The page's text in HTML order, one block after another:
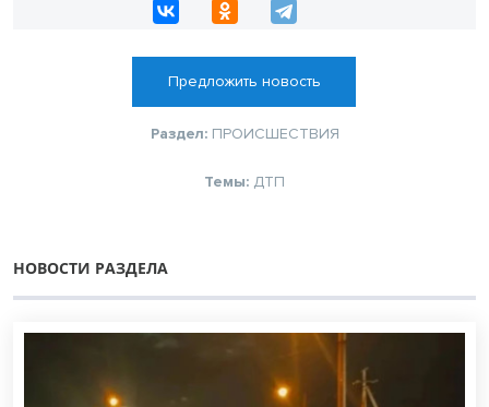
Предложить новость
Раздел: ПРОИСШЕСТВИЯ
Темы: ДТП
НОВОСТИ РАЗДЕЛА